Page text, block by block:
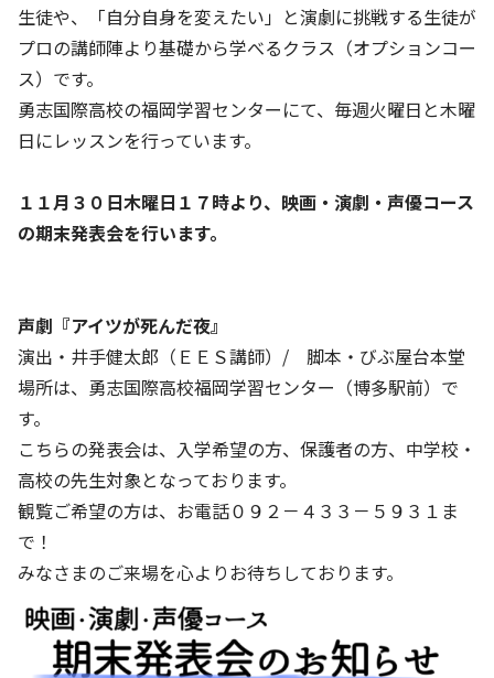
生徒や、「自分自身を変えたい」と演劇に挑戦する生徒が
プロの講師陣より基礎から学べるクラス（オプションコー
ス）です。
勇志国際高校の福岡学習センターにて、毎週火曜日と木曜
日にレッスンを行っています。
１１月３０日木曜日１７時より、映画・演劇・声優コース
の期末発表会を行います。
声劇『アイツが死んだ夜』
演出・井手健太郎（ＥＥＳ講師）/ 脚本・びぶ屋台本堂
場所は、勇志国際高校福岡学習センター（博多駅前）で
す。
こちらの発表会は、入学希望の方、保護者の方、中学校・
高校の先生対象となっております。
観覧ご希望の方は、お電話０９２－４３３－５９３１ま
で！
みなさまのご来場を心よりお待ちしております。